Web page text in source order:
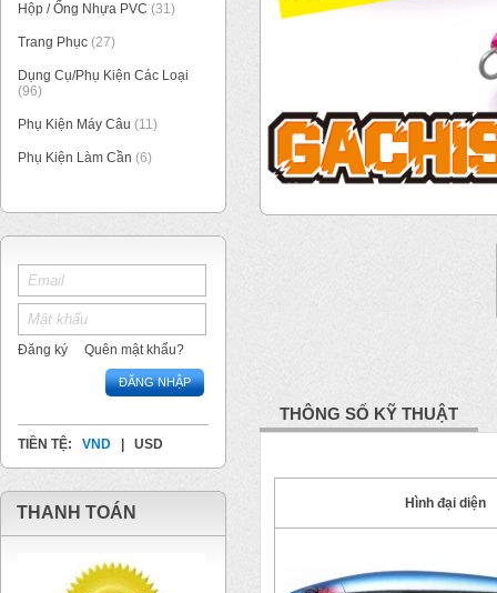
Hộp / Ống Nhựa PVC (31)
Trang Phục (27)
Dụng Cụ/Phụ Kiện Các Loại
(96)
Phụ Kiện Máy Câu (11)
Phụ Kiện Làm Cần (6)
Đăng ký Quên mật khẩu?
ĐĂNG NHẬP
TIỀN TỆ: VND USD
THANH TOÁN
1/1
THÔNG SỐ KỸ THUẬT
Hình đại diện